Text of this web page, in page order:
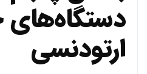
دستگاه‌های
ارتودنسی